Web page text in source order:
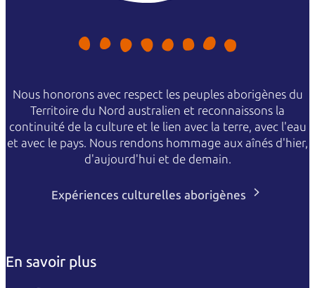
Nous honorons avec respect les peuples aborigènes du
Territoire du Nord australien et reconnaissons la
continuité de la culture et le lien avec la terre, avec l'eau
et avec le pays. Nous rendons hommage aux aînés d'hier,
d'aujourd'hui et de demain.
Expériences culturelles aborigènes
En savoir plus